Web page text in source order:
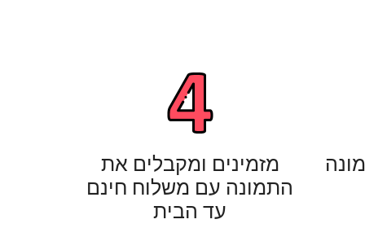
מזמינים ומקבלים את
התמונה עם משלוח חינם
עד הבית